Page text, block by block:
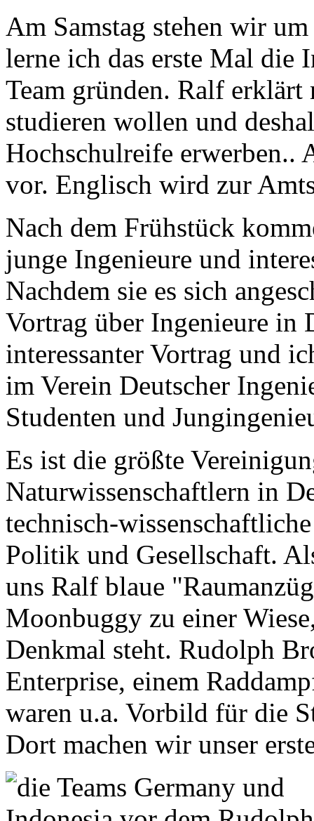
Am Samstag stehen wir
lerne ich das erste Mal die
Team gründen. Ralf erklärt
studieren wollen und
Hochschulreife erwerben..
vor. Englisch wird zur
Nach dem Frühstück
junge Ingenieure und
Nachdem sie es sich
Vortrag über Ingenieure in
interessanter Vortrag und
im Verein Deutscher
Studenten und
Es ist die größte
Naturwissenschaftlern in
technisch-
Politik und Gesellschaft.
uns Ralf blaue
Moonbuggy zu einer
Denkmal steht. Rudolph
Enterprise, einem
waren u.a. Vorbild für die
Dort machen wir unser